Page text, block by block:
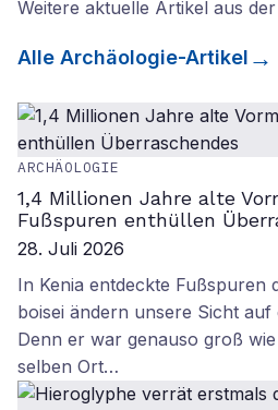
Weitere aktuelle Artikel aus
Alle Archäologie-Artikel
ARCHÄOLOGIE
1,4 Millionen Jahre alte
Fußspuren enthüllen
28. Juli 2026
In Kenia entdeckte Fußspuren
boisei ändern unsere Sicht auf
Denn er war genauso groß
selben Ort…